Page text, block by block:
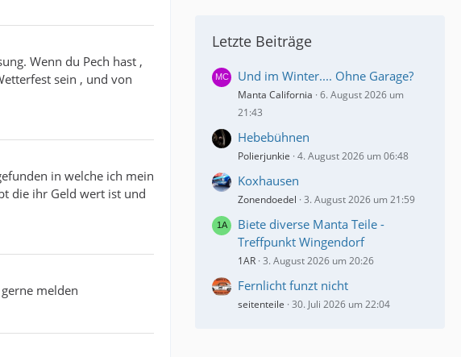
Wenn du Pech hast ,
sein , und von
in welche ich mein
die ihr Geld wert ist und
melden
Letzte Beiträge
Und im Winter.... Ohne Garage?
Manta California 6. August 2026 um
21:43
Hebebühnen
Polierjunkie 4. August 2026 um 06:48
Koxhausen
Zonendoedel 3. August 2026 um 21:59
Biete diverse Manta Teile -
Treffpunkt Wingendorf
1AR 3. August 2026 um 20:26
Fernlicht funzt nicht
seitenteile 30. Juli 2026 um 22:04